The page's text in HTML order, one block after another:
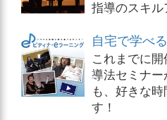
指導のスキル
自宅で学べ
これまでに
導法セミナ
も、好きな
す！